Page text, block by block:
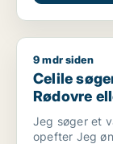
Celile søger
9 mdr siden
Celile
Rødovre
Jeg søger et
opefter Jeg